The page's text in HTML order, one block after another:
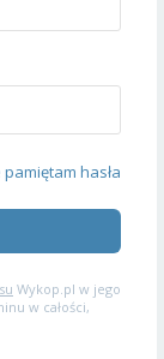
hasła
Wykop.pl w jego
w całości,